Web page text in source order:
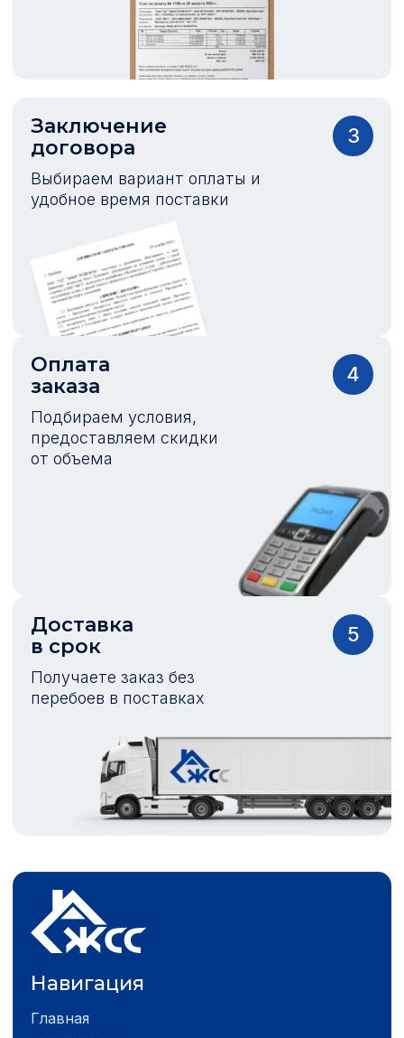
Заключение
договора
Выбираем вариант оплаты и
удобное время поставки
3
Оплата
заказа
Подбираем условия,
предоставляем скидки
от объема
4
Доставка
в срок
Получаете заказ без
перебоев в поставках
5
Навигация
Главная